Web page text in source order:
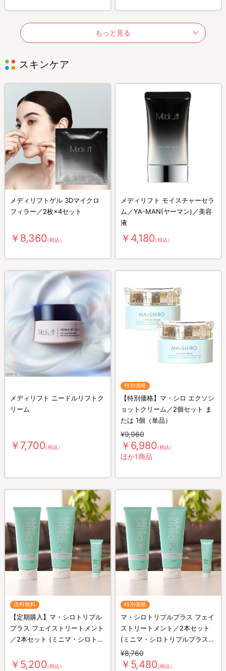
もっと見る
スキンケア
メディリフトゲル 3Dマイクロ
フィラー／2枚×4セット
￥8,360（税込）
メディリフト モイスチャーセラ
ム／YA-MAN(ヤーマン)／美容
液
￥4,180（税込）
メディリフト ニードルリフトク
リーム
￥7,700（税込）
特別価格
【特別価格】マ・シロ エクソシ
ョットクリーム／2個セット ま
たは 1個（単品）
¥9,960
￥6,980（税込）
ほか1商品
送料無料
【定期購入】マ・シロトリプル
プラス フェイストリートメント
／2本セット (ミニマ・シロトリ
￥5,200（税込）
特別価格
マ・シロトリプルプラス フェイ
ストリートメント／2本セット
(ミニマ・シロトリプルプラス
20g付き)
¥8,760
￥5,480（税込）